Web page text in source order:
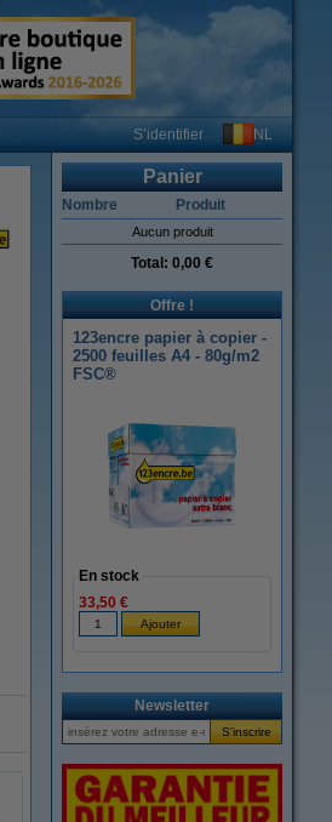
S’identifier NL
Panier
Nombre Produit
Aucun produit
Total: 0,00 €
Offre !
123encre papier à copier -
2500 feuilles A4 - 80g/m2
FSC®
En stock
33,50 €
Newsletter